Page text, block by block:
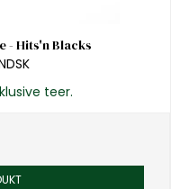
- Hits'n Blacks
teer.